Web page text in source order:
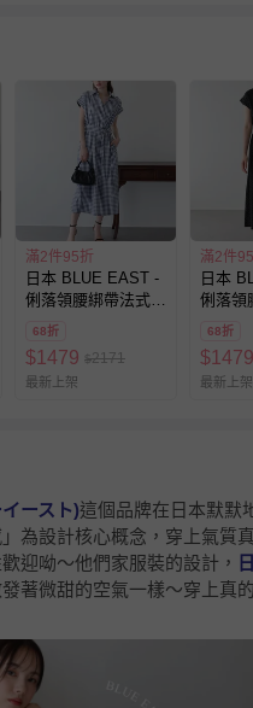
滿2件95折
日本 BLUE EAST -
俐落領腰綁帶法式袖
顯瘦洋裝-小格子-藍
68折
$1479 $2171
最新上架
滿2件
日本
俐落領
顯瘦洋
68折
$1479
最新上架
ースト)這個品牌在日本默默
為設計核心概念，穿上氣質
迎呦～他們家服裝的設計，
發著微甜的空氣一樣～穿上真